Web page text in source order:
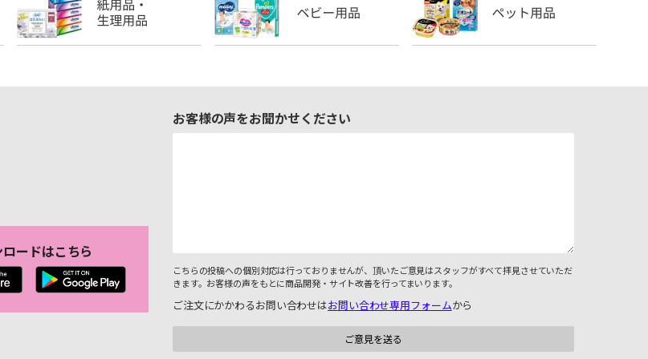
ードはこちら
お客様の声をお聞かせください
こちらの投稿への個別対応は行っておりませんが、頂いたご意見はスタッフがすべて拝見させていただ
きます。お客様の声をもとに商品開発・サイト改善を行ってまいります。
ご注文にかかわるお問い合わせはお問い合わせ専用フォームから